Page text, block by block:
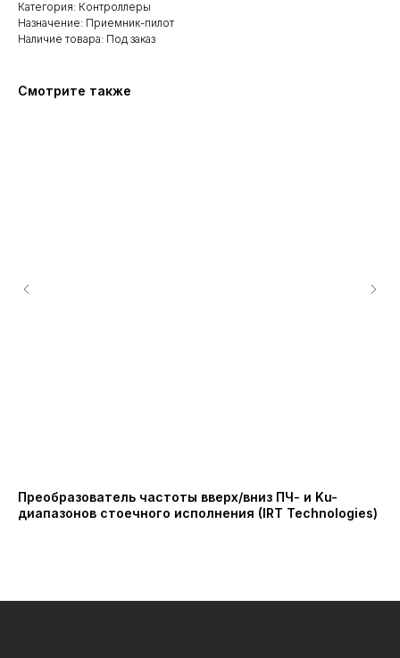
Категория: Контроллеры
Назначение: Приемник-пилот
Наличие товара: Под заказ
Смотрите также
Преобразователь частоты вверх/вниз ПЧ- и Ku-
диапазонов стоечного исполнения (IRT Technologies)